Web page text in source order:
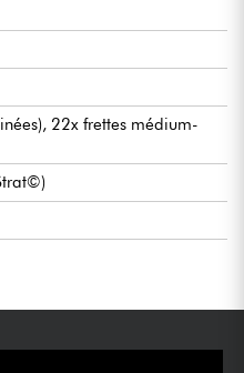
22x frettes médium-
V
2-post Bridge (Steel
Locking Tuner